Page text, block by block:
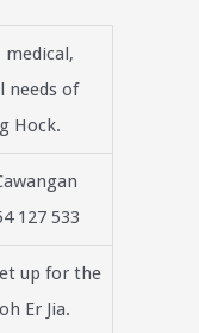
needs of
Hock.
127 533
up for the
Er Jia.